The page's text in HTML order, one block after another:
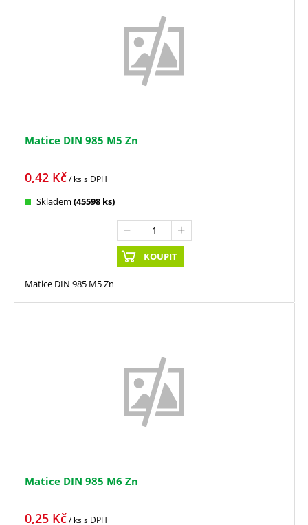
Matice DIN 985 M5 Zn
0,42 Kč/ kss DPH
Skladem (45598 ks)
KOUPIT
Matice DIN 985 M5 Zn
Matice DIN 985 M6 Zn
0,25 Kč/ kss DPH